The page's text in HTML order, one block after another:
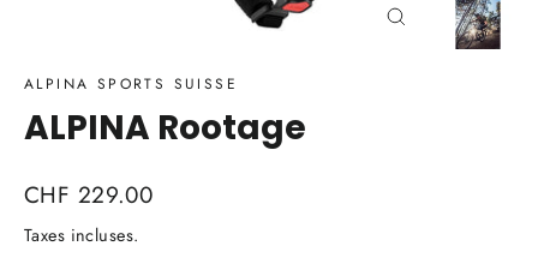
Fermer
ALPINA SPORTS SUISSE
ALPINA Rootage
Prix
régulier
CHF 229.00
Taxes incluses.